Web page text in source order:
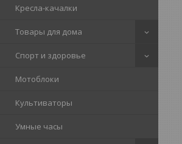
Кресла-качалки
Товары для дома
Спорт и здоровье
Мотоблоки
Культиваторы
Умные часы